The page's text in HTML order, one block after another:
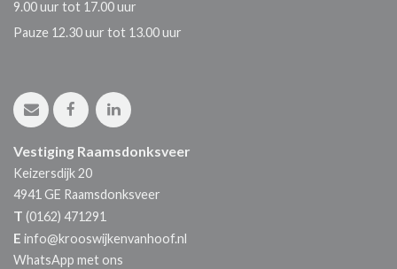
9.00 uur tot 17.00 uur
Pauze 12.30 uur tot 13.00 uur
Vestiging Raamsdonksveer
Keizersdijk 20
4941 GE Raamsdonksveer
T (0162) 471291
E info@krooswijkenvanhoof.nl
WhatsApp met ons